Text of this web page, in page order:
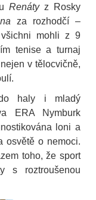
Renátyz Rosky
za rozhodčí –
mohli z 9
tenise a turnaj
v tělocvičně,
haly i mladý
ERA Nymburk
loni a
osvětě o nemoci.
toho, že sport
s roztroušenou